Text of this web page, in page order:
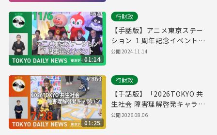
01:14
行財政
【手話版】アニメ東京ステー
ション １周年記念イベント
（令和6年11月6日 東京デイリ
公開2024.11.14
01:25
行財政
【手話版】「2026TOKYO 共
生社会 障害理解啓発キャラバ
ン」スタート！（令和8年7月
公開2026.08.06